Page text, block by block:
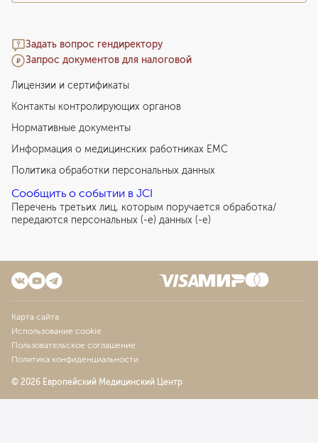
Задать вопрос гендиректору
Запрос документов для налоговой
Лицензии и сертификаты
Контакты контролирующих органов
Нормативные документы
Информация о медицинских работниках EMC
Политика обработки персональных данных
Сообщить о событии в JCI
Перечень третьих лиц, которым поручается обработка/
передаются персональных (-е) данных (-е)
Карта сайта
Использование cookie
Пользовательское соглашение
Политика конфиденциальности
© 2026 Европейский Медицинский Центр